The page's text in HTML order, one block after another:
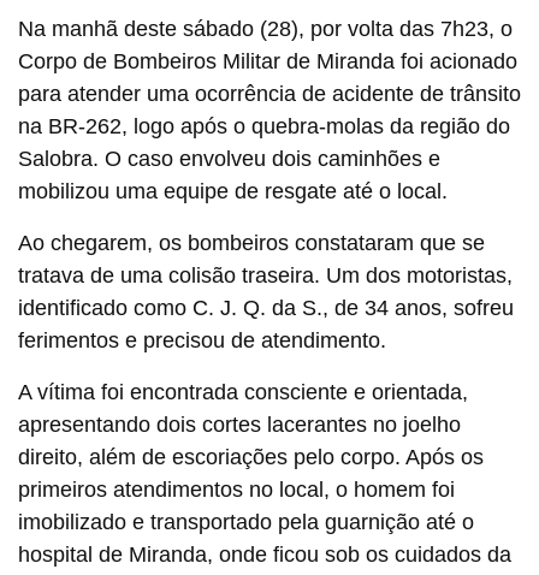
Na manhã deste sábado (28), por volta das 7h23, o
Corpo de Bombeiros Militar de Miranda foi acionado
para atender uma ocorrência de acidente de trânsito
na BR-262, logo após o quebra-molas da região do
Salobra. O caso envolveu dois caminhões e
mobilizou uma equipe de resgate até o local.
Ao chegarem, os bombeiros constataram que se
tratava de uma colisão traseira. Um dos motoristas,
identificado como C. J. Q. da S., de 34 anos, sofreu
ferimentos e precisou de atendimento.
A vítima foi encontrada consciente e orientada,
apresentando dois cortes lacerantes no joelho
direito, além de escoriações pelo corpo. Após os
primeiros atendimentos no local, o homem foi
imobilizado e transportado pela guarnição até o
hospital de Miranda, onde ficou sob os cuidados da